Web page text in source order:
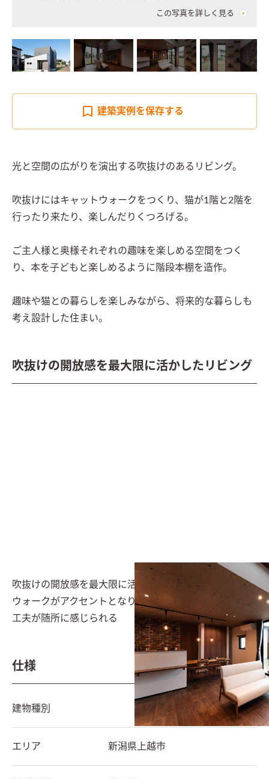
この写真を詳しく見る
建築実例を保存する
光と空間の広がりを演出する吹抜けのあるリビング。
吹抜けにはキャットウォークをつくり、猫が1階と2階を
行ったり来たり、楽しんだりくつろげる。
ご主人様と奥様それぞれの趣味を楽しめる空間をつく
り、本を子どもと楽しめるように階段本棚を造作。
趣味や猫との暮らしを楽しみながら、将来的な暮らしも
考え設計した住まい。
吹抜けの開放感を最大限に活かしたリビング
吹抜けの開放感を最大限に活かしたリビング。キャット
ウォークがアクセントとなり、家族とペットが楽しめる
工夫が随所に感じられる
仕様
建物種別
エリア 新潟県上越市